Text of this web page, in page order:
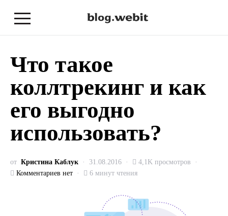
Что такое
коллтрекинг и как
его выгодно
использовать?
от Кристина Каблук 31.08.2016
4,1K просмотров
Комментариев нет
6 минут чтения